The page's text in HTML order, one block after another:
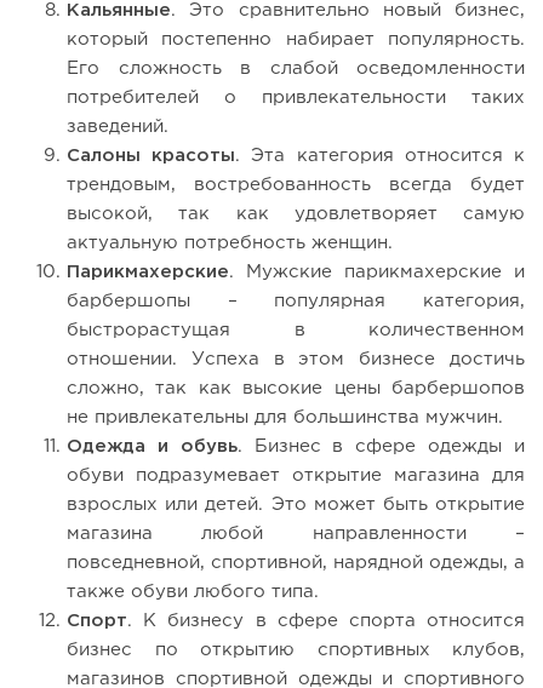
Кальянные . Это сравнительно новый бизнес,
который постепенно набирает популярность.
Его сложность в слабой осведомленности
потребителей о привлекательности таких
заведений.
Салоны красоты . Эта категория относится к
трендовым, востребованность всегда будет
высокой, так как удовлетворяет самую
актуальную потребность женщин.
Парикмахерские . Мужские парикмахерские и
барбершопы – популярная категория,
быстрорастущая в количественном
отношении. Успеха в этом бизнесе достичь
сложно, так как высокие цены барбершопов
не привлекательны для большинства мужчин.
Одежда и обувь. Бизнес в сфере одежды и
обуви подразумевает открытие магазина для
взрослых или детей. Это может быть открытие
магазина любой направленности –
повседневной, спортивной, нарядной одежды, а
также обуви любого типа.
Спорт . К бизнесу в сфере спорта относится
бизнес по открытию спортивных клубов,
магазинов спортивной одежды и спортивного